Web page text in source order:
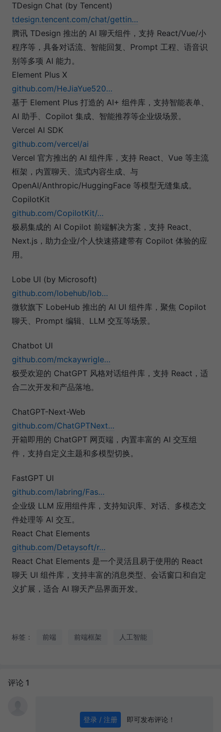
TDesign Chat (by Tencent)
tdesign.tencent.com/chat/gettin…
腾讯 TDesign 推出的 AI 聊天组件，支持 React/Vue/小
程序等，具备对话流、智能回复、Prompt 工程、语音识
别等多项 AI 能力。
Element Plus X
github.com/HeJiaYue520…
基于 Element Plus 打造的 AI+ 组件库，支持智能表单、
AI 助手、Copilot 集成、智能推荐等企业级场景。
Vercel AI SDK
github.com/vercel/ai
Vercel 官方推出的 AI 组件库，支持 React、Vue 等主流
框架，内置聊天、流式内容生成、与
OpenAI/Anthropic/HuggingFace 等模型无缝集成。
CopilotKit
github.com/CopilotKit/…
极易集成的 AI Copilot 前端解决方案，支持 React、
Next.js，助力企业/个人快速搭建带有 Copilot 体验的应
用。
Lobe UI (by Microsoft)
github.com/lobehub/lob…
微软旗下 LobeHub 推出的 AI UI 组件库，聚焦 Copilot
聊天、Prompt 编辑、LLM 交互等场景。
Chatbot UI
github.com/mckaywrigle…
极受欢迎的 ChatGPT 风格对话组件库，支持 React，适
合二次开发和产品落地。
ChatGPT-Next-Web
github.com/ChatGPTNext…
开箱即用的 ChatGPT 网页端，内置丰富的 AI 交互组
件，支持自定义主题和多模型切换。
FastGPT UI
github.com/labring/Fas…
企业级 LLM 应用组件库，支持知识库、对话、多模态文
件处理等 AI 交互。
React Chat Elements
github.com/Detaysoft/r…
React Chat Elements 是一个灵活且易于使用的 React
聊天 UI 组件库，支持丰富的消息类型、会话窗口和自定
义扩展，适合 AI 聊天产品界面开发。
标签： 前端 前端框架 人工智能
评论 1
登录 / 注册 即可发布评论！